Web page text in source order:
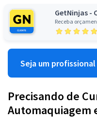
GetNinjas -
Receba
Seja um profissional
Precisando de
Automaquiagem